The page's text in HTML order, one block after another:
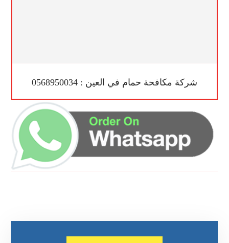
شركة مكافحة حمام في العين : 0568950034